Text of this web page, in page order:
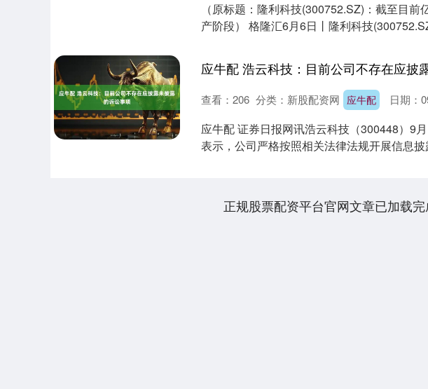
（原标题：隆利科技(300752.SZ)：截至目
产阶段） 格隆汇6月6日丨隆利科技
应牛配 日期：
查看： 206 分类： 新股配资网
应牛配 证券日报网讯浩云科技（300448）9
表示，公司严格按照相关法律法规开展信息
正规股票配资平台官网文章已加载
2.13% 上证指数